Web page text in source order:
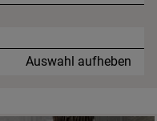
Auswahl aufheben